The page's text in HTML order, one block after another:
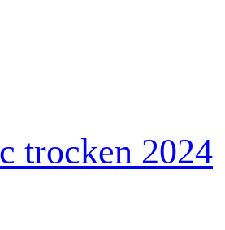
trocken 2024